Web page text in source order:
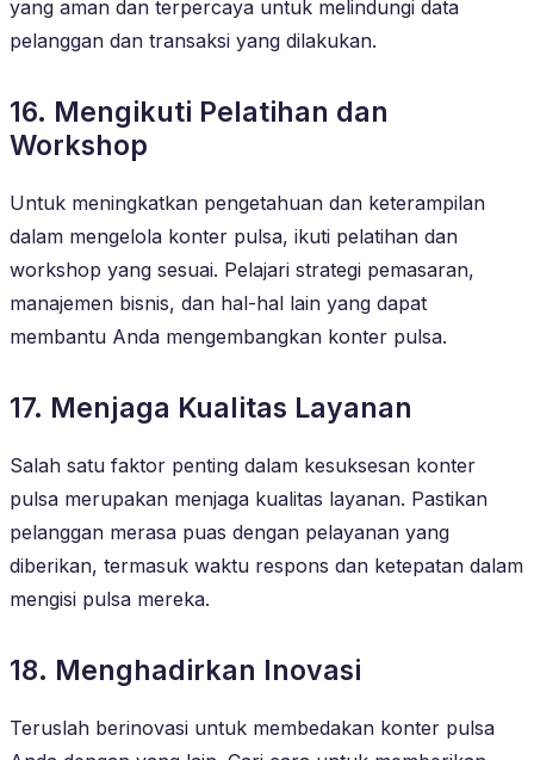
yang aman dan terpercaya untuk melindungi data
pelanggan dan transaksi yang dilakukan.
16. Mengikuti Pelatihan dan
Workshop
Untuk meningkatkan pengetahuan dan keterampilan
dalam mengelola konter pulsa, ikuti pelatihan dan
workshop yang sesuai. Pelajari strategi pemasaran,
manajemen bisnis, dan hal-hal lain yang dapat
membantu Anda mengembangkan konter pulsa.
17. Menjaga Kualitas Layanan
Salah satu faktor penting dalam kesuksesan konter
pulsa merupakan menjaga kualitas layanan. Pastikan
pelanggan merasa puas dengan pelayanan yang
diberikan, termasuk waktu respons dan ketepatan dalam
mengisi pulsa mereka.
18. Menghadirkan Inovasi
Teruslah berinovasi untuk membedakan konter pulsa